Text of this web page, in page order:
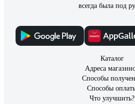
всегда была под
Каталог
Адреса
Способы
Способы
Что улучшить?